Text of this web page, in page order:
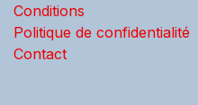
Conditions
Politique de confidentialité
Contact